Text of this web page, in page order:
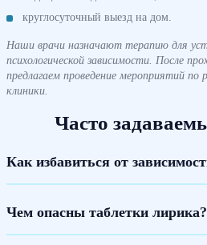
круглосуточный выезд на дом.
Наши врачи назначают терапию для
психологической зависимости. После
предлагаем проведение мероприятий по
клиники.
Часто
Как избавиться от
Чем опасны таблетки лирика?